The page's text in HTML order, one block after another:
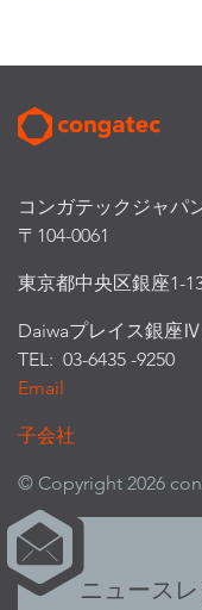
コンガテックジャパ
〒104-0061
東京都中央区銀座1-
Daiwaプレイス銀座
TEL: 03-6435 -9250
Email
子会社
© Copyright 2026
ニュース